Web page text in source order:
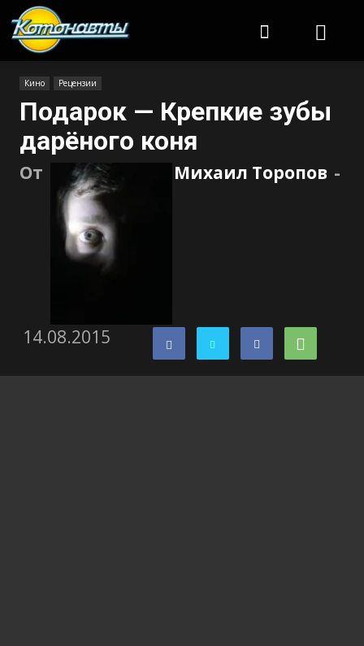
Кино Рецензии
Подарок — Крепкие зубы
дарёного коня
От Михаил Торопов -
14.08.2015